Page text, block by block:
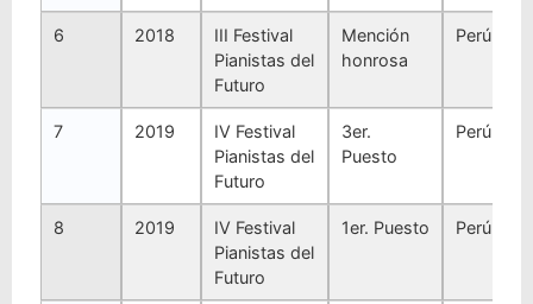
6 2018
III Festival
Pianistas del
Futuro
Mención
honrosa
Perú
7 2019
IV Festival
Pianistas del
Futuro
3er.
Puesto
Perú
8 2019
IV Festival
Pianistas del
Futuro
1er. Puesto Perú